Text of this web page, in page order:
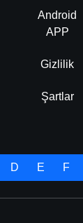
Android
APP
Gizlilik
Şartlar
D E F